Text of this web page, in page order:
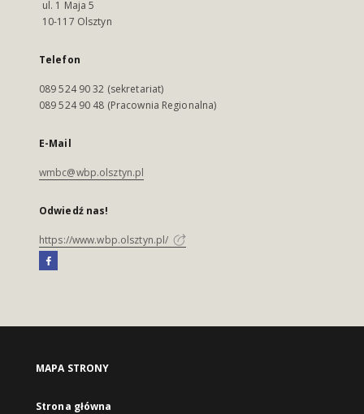
ul. 1 Maja 5
10-117 Olsztyn
Telefon
089 524 90 32 (sekretariat)
089 524 90 48 (Pracownia Regionalna)
E-Mail
wmbc@wbp.olsztyn.pl
Odwiedź nas!
https://www.wbp.olsztyn.pl/
MAPA STRONY
Strona główna